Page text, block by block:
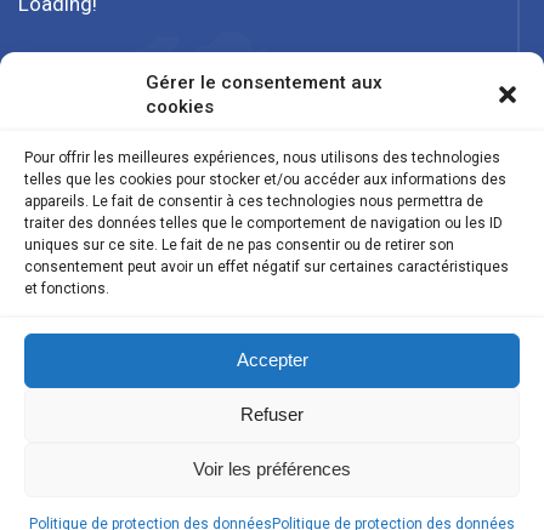
Gérer le consentement aux
cookies
Pour offrir les meilleures expériences, nous utilisons des technologies
telles que les cookies pour stocker et/ou accéder aux informations des
appareils. Le fait de consentir à ces technologies nous permettra de
traiter des données telles que le comportement de navigation ou les ID
uniques sur ce site. Le fait de ne pas consentir ou de retirer son
consentement peut avoir un effet négatif sur certaines caractéristiques
et fonctions.
Accepter
Refuser
Voir les préférences
Politique de protection des donnéesPolitique de protection des données
Suivez nous
Réalisation ArobazConsulting
€ EUR